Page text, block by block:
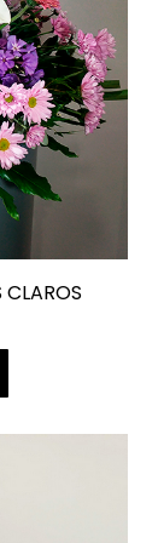
producto
producto
tiene